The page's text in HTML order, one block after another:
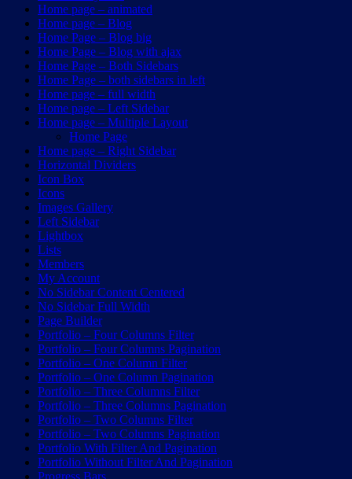
Home page – animated
Home page – Blog
Home Page – Blog big
Home Page – Blog with ajax
Home Page – Both Sidebars
Home Page – both sidebars in left
Home page – full width
Home page – Left Sidebar
Home page – Multiple Layout
Home Page
Home page – Right Sidebar
Horizontal Dividers
Icon Box
Icons
Images Gallery
Left Sidebar
Lightbox
Lists
Members
My Account
No Sidebar Content Centered
No Sidebar Full Width
Page Builder
Portfolio – Four Columns Filter
Portfolio – Four Columns Pagination
Portfolio – One Column Filter
Portfolio – One Column Pagination
Portfolio – Three Columns Filter
Portfolio – Three Columns Pagination
Portfolio – Two Columns Filter
Portfolio – Two Columns Pagination
Portfolio With Filter And Pagination
Portfolio Without Filter And Pagination
Progress Bars